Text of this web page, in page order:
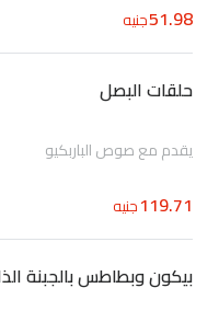
51.98جنيه
حلقات البصل
يقدم مع صوص الباربكيو
119.71جنيه
بيكون وبطاطس بالجبنة